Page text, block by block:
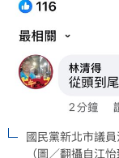
國民黨新北市議
（圖／翻攝自江怡